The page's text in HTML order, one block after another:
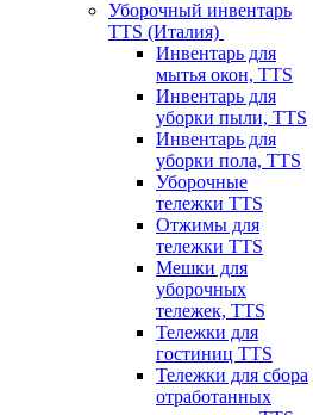
Уборочный инвентарь
TTS (Италия)
Инвентарь для
мытья окон, TTS
Инвентарь для
уборки пыли, TTS
Инвентарь для
уборки пола, TTS
Уборочные
тележки TTS
Отжимы для
тележки TTS
Мешки для
уборочных
тележек, TTS
Тележки для
гостиниц TTS
Тележки для сбора
отработанных